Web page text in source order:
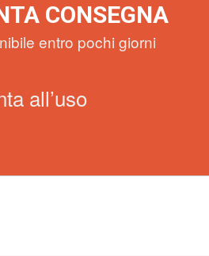
CONSEGNA
entro pochi giorni
all’uso